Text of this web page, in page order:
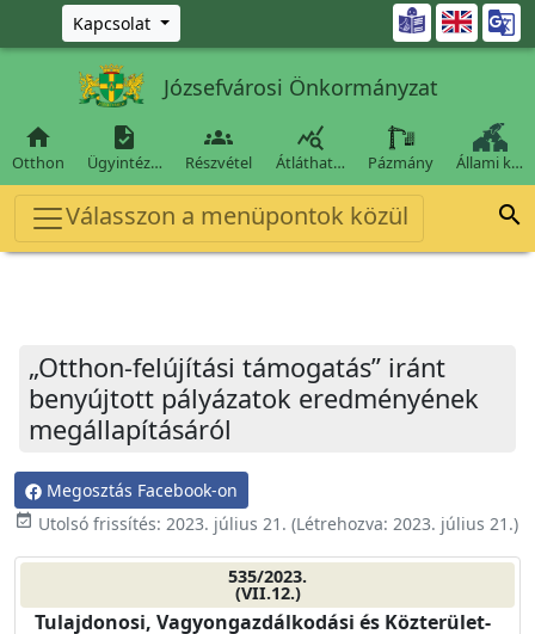
Ugrás a fő tartalomra
Kapcsolat 
Józsefvárosi Önkormányzat

Otthon

Ügyintéz…

Részvétel

Átláthat… Pázmány Állami k…
Válasszon a menüpontok közül 
„Otthon-felújítási támogatás” iránt
benyújtott pályázatok eredményének
megállapításáról
Megosztás Facebook-on
event_available Utolsó frissítés: 2023. július 21. (Létrehozva: 2023. július 21.)
535/2023.
(VII.12.)
Tulajdonosi, Vagyongazdálkodási és Közterület-